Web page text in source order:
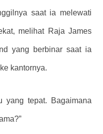
saat ia melewati
melihat Raja James
yang berbinar saat ia
kantornya.
yang tepat. Bagaimana